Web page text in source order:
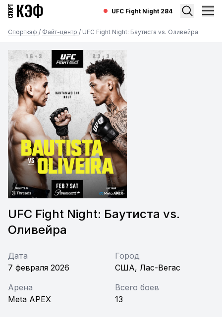
UFC Fight Night 284
Спорткэф / Файт-центр / UFC Fight Night: Баутиста vs. Оливейра
UFC Fight Night: Баутиста vs.
Оливейра
Дата
7 февраля 2026
Город
США, Лас-Вегас
Арена
Meta APEX
Всего боев
13